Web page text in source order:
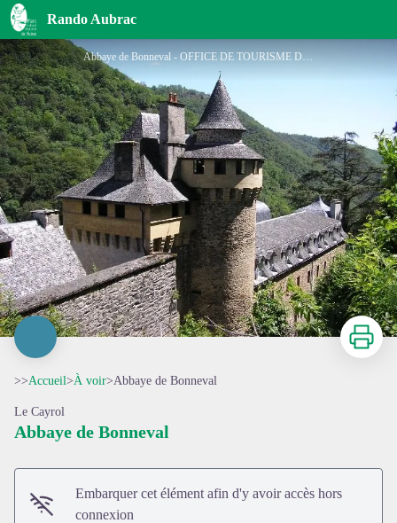
Rando Aubrac
Abbaye de Bonneval
Abbaye de Bonneval - OFFICE DE TOURISME DU CANTON D'ESPALION
Voir l'image en plein écran
Imprimer
>>Accueil>À voir>Abbaye de Bonneval
Le Cayrol
Abbaye de Bonneval
Embarquer cet élément afin d'y avoir accès hors
connexion